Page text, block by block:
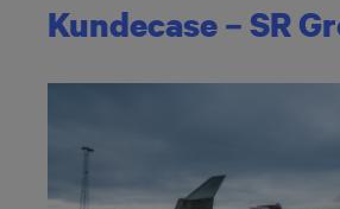
Kundecase – SR